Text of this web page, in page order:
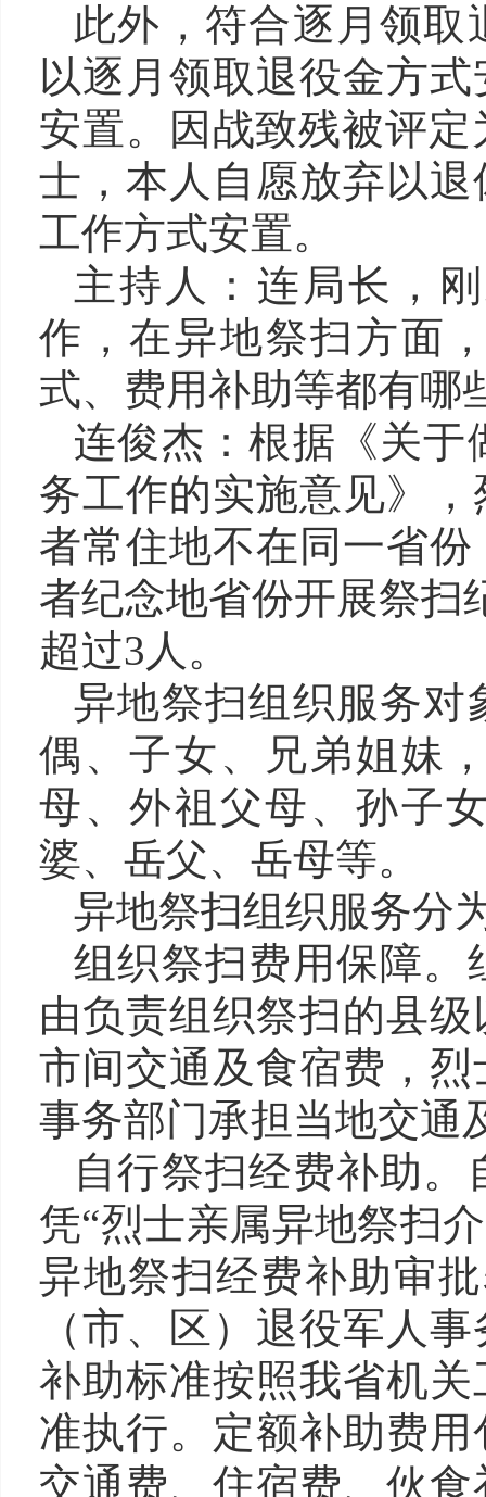
此外，符合逐月领
以逐月领取退役金方
安置。因战致残被评定
士，本人自愿放弃以
工作方式安置。
主持人： 连 局长，
作，在异地祭扫方面
式、费用补助等都有哪
连俊杰 ：根据《关于
务工作的实施意见》
者常住地不在同一省
者纪念地省份开展祭扫
超过3人。
异地祭扫组织服务对
偶、子女、兄弟姐妹
母、外祖父母、孙子
婆、岳父、岳母等。
异地祭扫组织服务分
组织祭扫费用保障。
由负责组织祭扫的县
市间交通及食宿费，
事务部门承担当地交通
自行祭扫经费补助
凭“烈士亲属异地祭扫
异地祭扫经费补助审
（市、区）退役军人
补助标准按照我省机
准执行。定额补助费
交通费、住宿费、伙